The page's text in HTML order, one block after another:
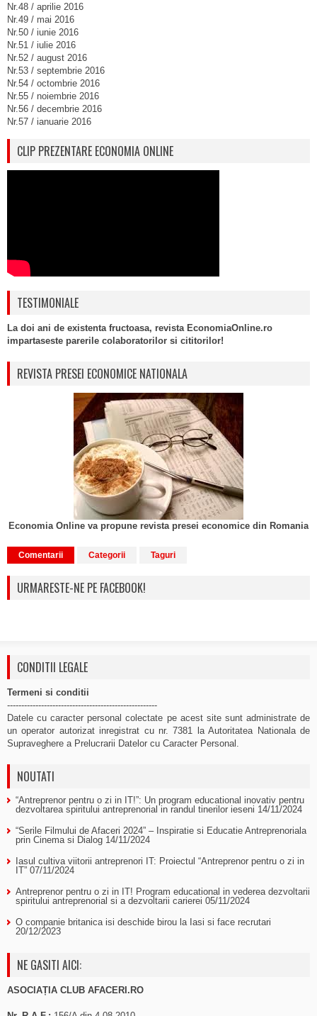
Nr.48 / aprilie 2016
Nr.49 / mai 2016
Nr.50 / iunie 2016
Nr.51 / iulie 2016
Nr.52 / august 2016
Nr.53 / septembrie 2016
Nr.54 / octombrie 2016
Nr.55 / noiembrie 2016
Nr.56 / decembrie 2016
Nr.57 / ianuarie 2016
CLIP PREZENTARE ECONOMIA ONLINE
TESTIMONIALE
La doi ani de existenta fructoasa, revista EconomiaOnline.ro
impartaseste parerile colaboratorilor si cititorilor!
REVISTA PRESEI ECONOMICE NATIONALA
Economia Online va propune revista presei economice din Romania
Comentarii Categorii Taguri
URMARESTE-NE PE FACEBOOK!
CONDITII LEGALE
Termeni si conditii
-----------------------------------------------------
Datele cu caracter personal colectate pe acest site sunt administrate de
un operator autorizat inregistrat cu nr. 7381 la Autoritatea Nationala de
Supraveghere a Prelucrarii Datelor cu Caracter Personal.
NOUTATI
“Antreprenor pentru o zi in IT!”: Un program educational inovativ pentru
dezvoltarea spiritului antreprenorial in randul tinerilor ieseni 14/11/2024
“Serile Filmului de Afaceri 2024” – Inspiratie si Educatie Antreprenoriala
prin Cinema si Dialog 14/11/2024
Iasul cultiva viitorii antreprenori IT: Proiectul “Antreprenor pentru o zi in
IT” 07/11/2024
Antreprenor pentru o zi in IT! Program educational in vederea dezvoltarii
spiritului antreprenorial si a dezvoltarii carierei 05/11/2024
O companie britanica isi deschide birou la Iasi si face recrutari
20/12/2023
NE GASITI AICI:
ASOCIAȚIA CLUB AFACERI.RO